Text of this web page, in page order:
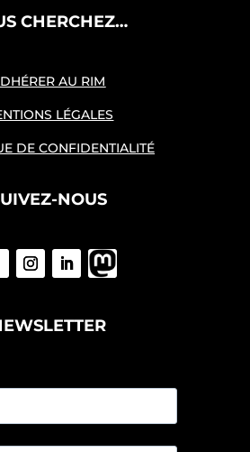
CHERCHEZ…
AU RIM
LÉGALES
DE CONFIDENTIALITÉ
NOUS